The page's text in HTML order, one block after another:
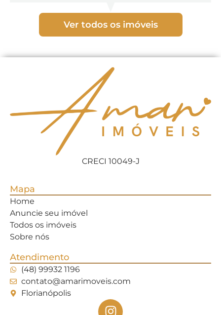
Ver todos os imóveis
CRECI 10049-J
Mapa
Home
Anuncie seu imóvel
Todos os imóveis
Sobre nós
Atendimento
(48) 99932 1196
contato@amarimoveis.com
Florianópolis